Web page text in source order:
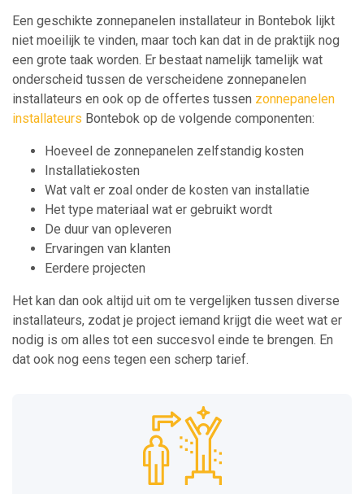
Een geschikte zonnepanelen installateur in Bontebok lijkt
niet moeilijk te vinden, maar toch kan dat in de praktijk nog
een grote taak worden. Er bestaat namelijk tamelijk wat
onderscheid tussen de verscheidene zonnepanelen
installateurs en ook op de offertes tussen zonnepanelen
installateurs Bontebok op de volgende componenten:
Hoeveel de zonnepanelen zelfstandig kosten
Installatiekosten
Wat valt er zoal onder de kosten van installatie
Het type materiaal wat er gebruikt wordt
De duur van opleveren
Ervaringen van klanten
Eerdere projecten
Het kan dan ook altijd uit om te vergelijken tussen diverse
installateurs, zodat je project iemand krijgt die weet wat er
nodig is om alles tot een succesvol einde te brengen. En
dat ook nog eens tegen een scherp tarief.